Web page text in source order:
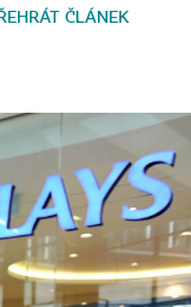
ČLÁNEK